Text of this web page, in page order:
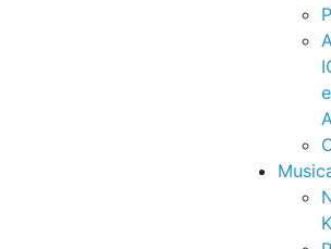
e